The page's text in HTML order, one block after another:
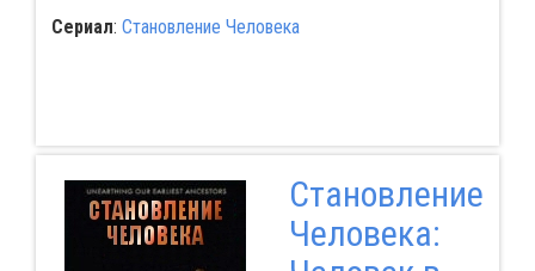
Сериал: Становление Человека
Становление
Человека: